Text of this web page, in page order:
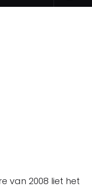
van 2008 liet het